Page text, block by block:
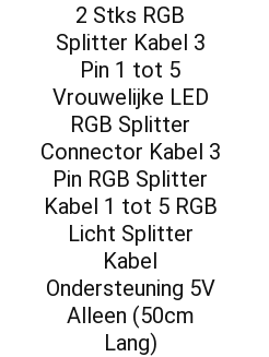
2 Stks RGB
Splitter Kabel 3
Pin 1 tot 5
Vrouwelijke LED
RGB Splitter
Connector Kabel 3
Pin RGB Splitter
Kabel 1 tot 5 RGB
Licht Splitter
Kabel
Ondersteuning 5V
Alleen (50cm
Lang)